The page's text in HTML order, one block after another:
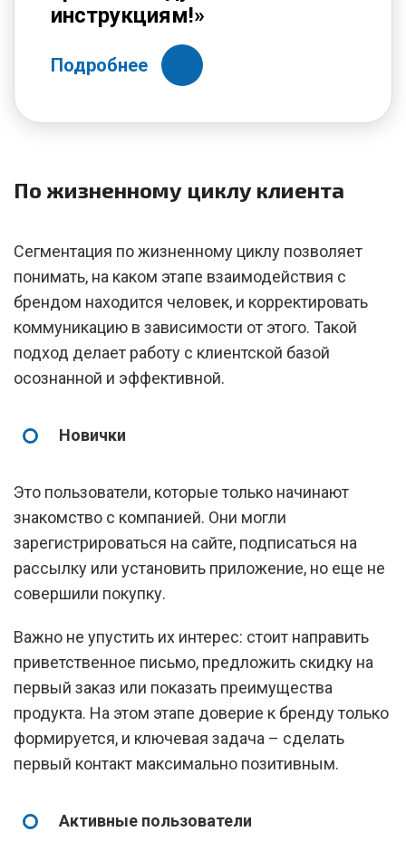
инструкциям!»
Подробнее
По жизненному циклу клиента
Сегментация по жизненному циклу позволяет
понимать, на каком этапе взаимодействия с
брендом находится человек, и корректировать
коммуникацию в зависимости от этого. Такой
подход делает работу с клиентской базой
осознанной и эффективной.
Новички
Это пользователи, которые только начинают
знакомство с компанией. Они могли
зарегистрироваться на сайте, подписаться на
рассылку или установить приложение, но еще не
совершили покупку.
Важно не упустить их интерес: стоит направить
приветственное письмо, предложить скидку на
первый заказ или показать преимущества
продукта. На этом этапе доверие к бренду только
формируется, и ключевая задача – сделать
первый контакт максимально позитивным.
Активные пользователи